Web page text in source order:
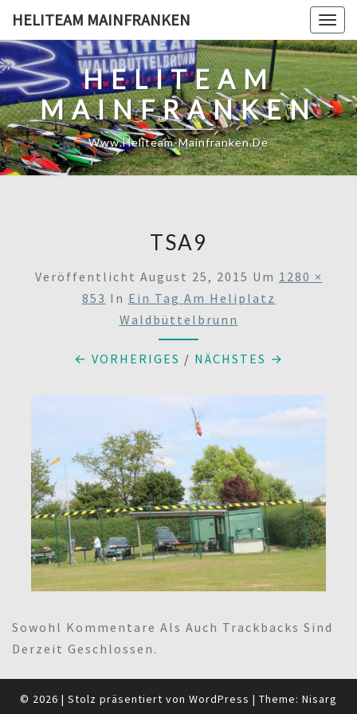
content
HELITEAM MAINFRANKEN
HELITEAM
MAINFRANKEN
Www.heliteam-Mainfranken.de
TSA9
Veröffentlicht August 25, 2015 Um 1280 ×
853 In Ein Tag Am Heliplatz
Waldbüttelbrunn
← VORHERIGES / NÄCHSTES →
Sowohl Kommentare Als Auch Trackbacks Sind
Derzeit Geschlossen.
© 2026 | Stolz präsentiert von WordPress | Theme: Nisarg